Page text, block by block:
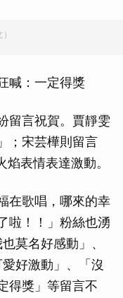
喊：一定得獎
留言祝賀。賈靜雯
；宋芸樺則留言
表情表達激動。
在歌唱，哪來的幸
啦！！」粉絲也湧
莫名好感動」、
好激動」、「沒
得獎」等留言不